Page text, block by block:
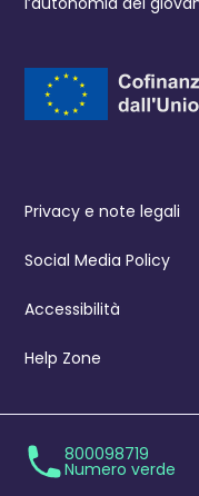
Privacy e note legali
Social Media Policy
Accessibilità
Help Zone
800098719
Numero verde